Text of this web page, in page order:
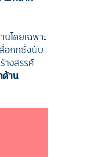
โดยเฉพาะ
อกกซึ่งนับ
างสรรค์
าน